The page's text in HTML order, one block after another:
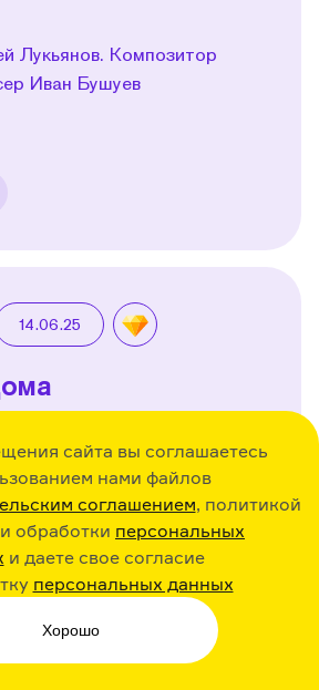
сайта вы соглашаетесь
нами файлов
соглашением, политикой
обработки персональных
и даете свое согласие
персональных данных
Хорошо
Лукьянов. Композитор
Иван Бушуев
14.06.25
подписаться на